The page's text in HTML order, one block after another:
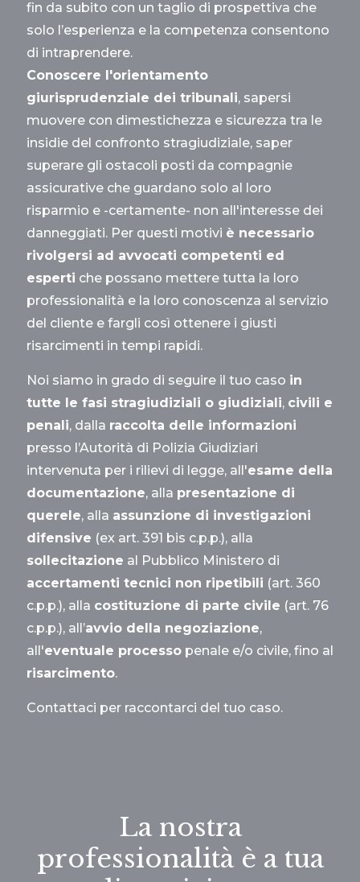
fin da subito con un taglio di prospettiva che
solo l’esperienza e la competenza consentono
di intraprendere.
Conoscere l'orientamento
giurisprudenziale dei tribunali, sapersi
muovere con dimestichezza e sicurezza tra le
insidie del confronto stragiudiziale, saper
superare gli ostacoli posti da compagnie
assicurative che guardano solo al loro
risparmio e -certamente- non all'interesse dei
danneggiati. Per questi motivi è necessario
rivolgersi ad avvocati competenti ed
esperti che possano mettere tutta la loro
professionalità e la loro conoscenza al servizio
del cliente e fargli così ottenere i giusti
risarcimenti in tempi rapidi.
Noi siamo in grado di seguire il tuo caso in
tutte le fasi stragiudiziali o giudiziali, civili e
penali, dalla raccolta delle informazioni
presso l’Autorità di Polizia Giudiziari
intervenuta per i rilievi di legge, all'esame della
documentazione, alla presentazione di
querele, alla assunzione di investigazioni
difensive (ex art. 391 bis c.p.p.), alla
sollecitazione al Pubblico Ministero di
accertamenti tecnici non ripetibili (art. 360
c.p.p.), alla costituzione di parte civile (art. 76
c.p.p.), all’avvio della negoziazione,
all'eventuale processo penale e/o civile, fino al
risarcimento.
Contattaci per raccontarci del tuo caso.
La nostra
professionalità è a tua